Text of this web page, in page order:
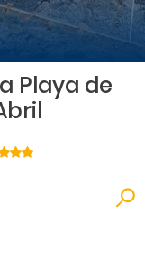
Playa de